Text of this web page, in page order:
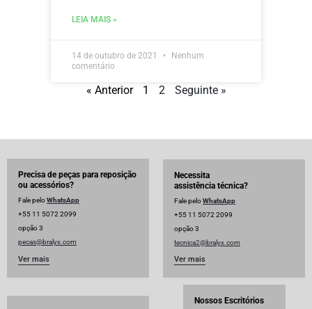
LEIA MAIS »
14 de outubro de 2021
Nenhum
comentário
« Anterior 1 2 Seguinte »
Precisa de peças para reposição
ou acessórios?
Fale peloWhatsApp
+55 11 5072 2099
opção 3
pecas@bralyx.com
Ver mais
Necessita
assistência técnica?
Fale peloWhatsApp
+55 11 5072 2099
opção 3
tecnica2@bralyx.com
Ver mais
Nossos Escritórios